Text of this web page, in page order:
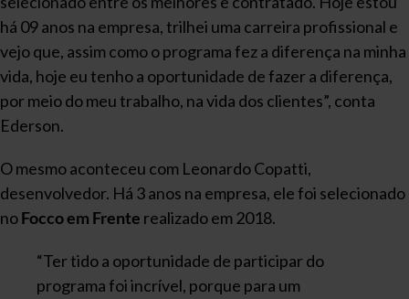
há 09 anos na empresa, trilhei uma carreira profissional e
vejo que, assim como o programa fez a diferença na minha
vida, hoje eu tenho a oportunidade de fazer a diferença,
por meio do meu trabalho, na vida dos clientes”, conta
Ederson.
O mesmo aconteceu com Leonardo Copatti,
desenvolvedor. Há 3 anos na empresa, ele foi selecionado
noFocco em Frente realizado em 2018.
“Ter tido a oportunidade de participar do
programa foi incrível, porque para um